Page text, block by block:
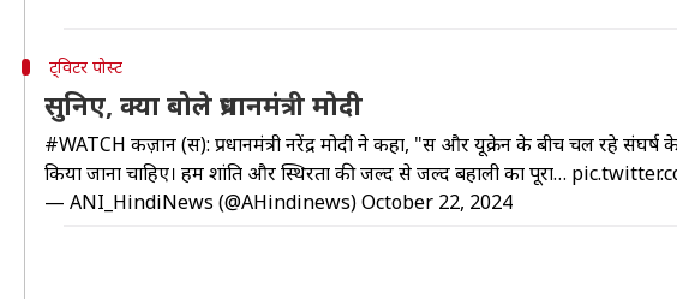
ट्विटर पोस्ट
सुनिए, क्या बोले प्रधानमंत्री मोदी
#WATCH कज़ान (रूस): प्रधानमंत्री नरेंद्र मोदी ने कहा, "रूस और यूक्रेन के बीच चल रहे
किया जाना चाहिए। हम शांति और स्थिरता की जल्द से जल्द बहाली का पूरा…
— ANI_HindiNews (@AHindinews)October 22, 2024